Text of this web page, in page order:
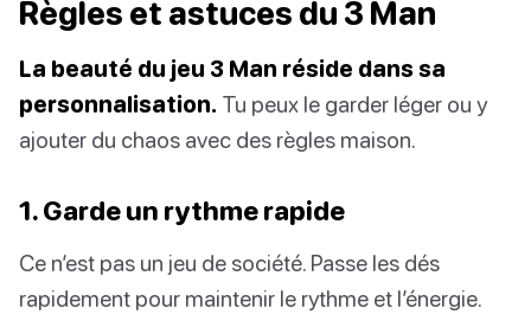
Règles et astuces du 3 Man
La beauté du jeu 3 Man réside dans sa
personnalisation. Tu peux le garder léger ou y
ajouter du chaos avec des règles maison.
1. Garde un rythme rapide
Ce n’est pas un jeu de société. Passe les dés
rapidement pour maintenir le rythme et l’énergie.